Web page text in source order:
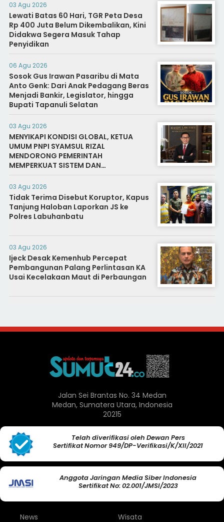
03 Agu 2026
Lewati Batas 60 Hari, TGR Peta Desa
Rp 400 Juta Belum Dikembalikan, Kini
Didakwa Segera Masuk Tahap
Penyidikan
06 Agu 2026
Sosok Gus Irawan Pasaribu di Mata
Anto Genk: Dari Anak Pedagang Beras
Menjadi Bankir, Legislator, hingga
Bupati Tapanuli Selatan
03 Agu 2026
MENYIKAPI KONDISI GLOBAL, KETUA
UMUM PNPI SYAMSUL RIZAL
MENDORONG PEMERINTAH
MEMPERKUAT SISTEM DAN
INFRASTRUKTUR INTELIJEN NEGARA
03 Agu 2026
Tidak Terima Disebut Koruptor, Kapus
Tanjung Haloban Laporkan JS ke
Polres Labuhanbatu
03 Agu 2026
Ijeck Desak Kemenhub Percepat
Pembangunan Palang Perlintasan KA
Usai Kecelakaan Maut di Perbaungan
Jalan Sei Brantas No. 34 Medan
Medan, Sumatera Utara, Indonesia
20215
Telah diverifikasi oleh Dewan Pers
Sertifikat Nomor 949/DP-Verifikasi/K/XII/2021
Anggota Jaringan Media Siber Indonesia
Sertifikat No: 02.001/JMSI/2023
News Wisata